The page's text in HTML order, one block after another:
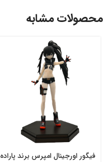
محصولات مشابه
فیگور اورجینال امپرس برند پاراده